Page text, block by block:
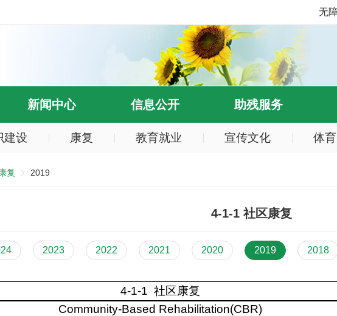
无
新闻中心 信息公开 助残服务
建设 康复 教育就业 宣传文化 体育
康复 2019
4-1-1 社区康复
2023 2022 2021 2020 2019 2018
4-1-1 社区康复
Community-Based Rehabilitation(CBR)